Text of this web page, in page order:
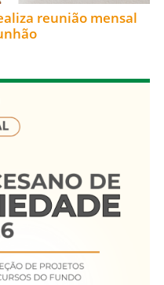
reunião mensal